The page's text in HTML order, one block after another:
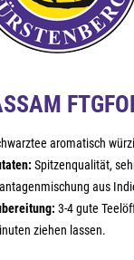
aromatisch
Spitzenqualität,
aus
3-4 gute
ziehen lassen.